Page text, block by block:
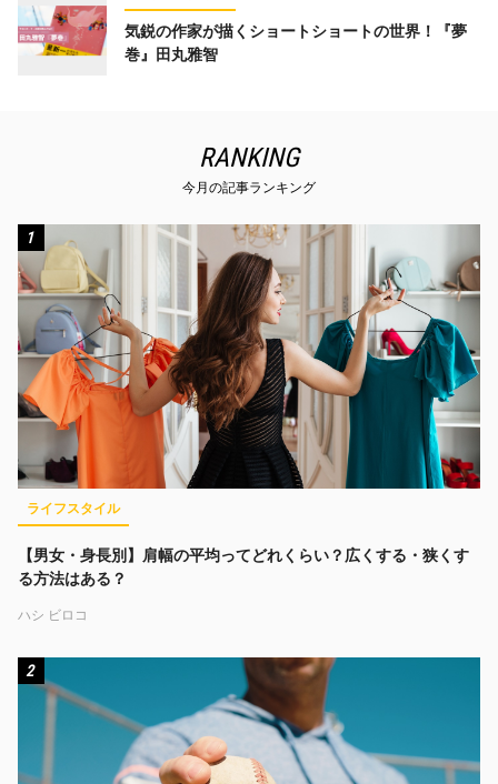
気鋭の作家が描くショートショートの世界！『夢
巻』田丸雅智
RANKING
今月の記事ランキング
1
ライフスタイル
【男女・身長別】肩幅の平均ってどれくらい？広くする・狭くす
る方法はある？
ハシ ビロコ
2